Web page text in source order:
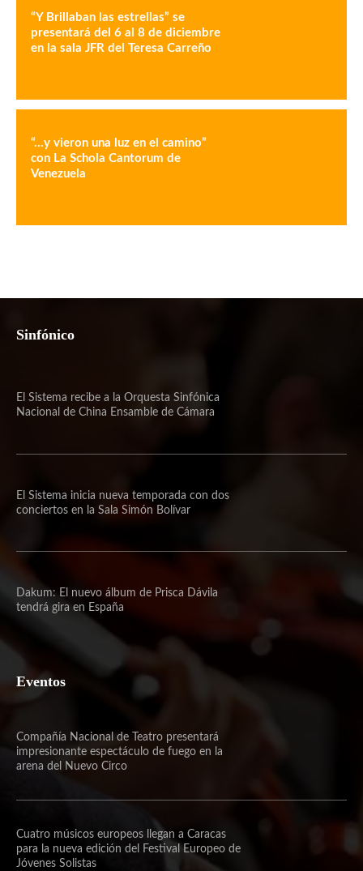
“Y Brillaban las estrellas” se
presentará del 6 al 8 de diciembre
en la sala JFR del Teresa Carreño
“…y vieron una luz en el camino”
con La Schola Cantorum de
Venezuela
Sinfónico
El Sistema recibe a la Orquesta Sinfónica
Nacional de China Ensamble de Cámara
El Sistema inicia nueva temporada con dos
conciertos en la Sala Simón Bolívar
Dakum: El nuevo álbum de Prisca Dávila
tendrá gira en España
Eventos
Compañía Nacional de Teatro presentará
impresionante espectáculo de fuego en la
arena del Nuevo Circo
Cuatro músicos europeos llegan a Caracas
para la nueva edición del Festival Europeo de
Jóvenes Solistas